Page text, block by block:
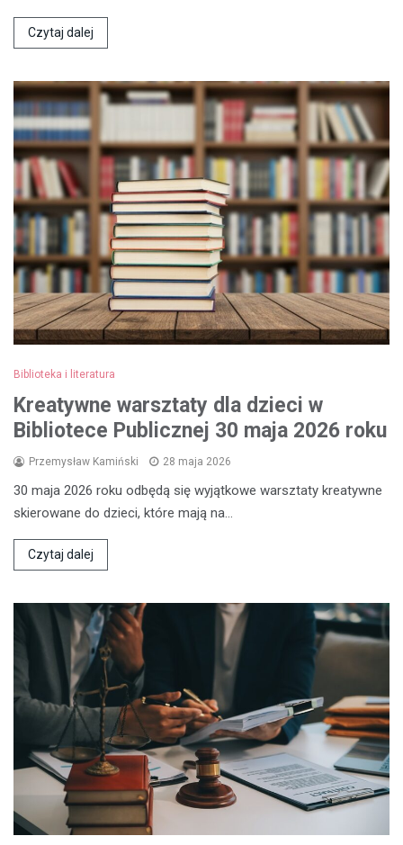
Czytaj dalej
Biblioteka i literatura
Kreatywne warsztaty dla dzieci w
Bibliotece Publicznej 30 maja 2026 roku
Przemysław Kamiński 28 maja 2026
30 maja 2026 roku odbędą się wyjątkowe warsztaty kreatywne
skierowane do dzieci, które mają na…
Czytaj dalej